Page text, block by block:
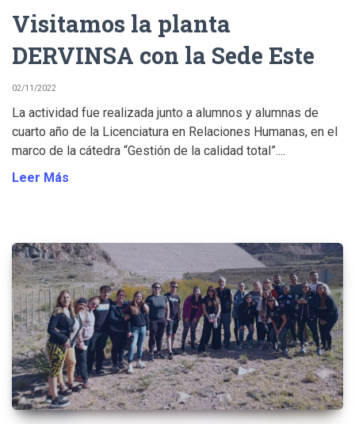
Visitamos la planta
DERVINSA con la Sede Este
02/11/2022
La actividad fue realizada junto a alumnos y alumnas de
cuarto año de la Licenciatura en Relaciones Humanas, en el
marco de la cátedra “Gestión de la calidad total”....
Leer Más